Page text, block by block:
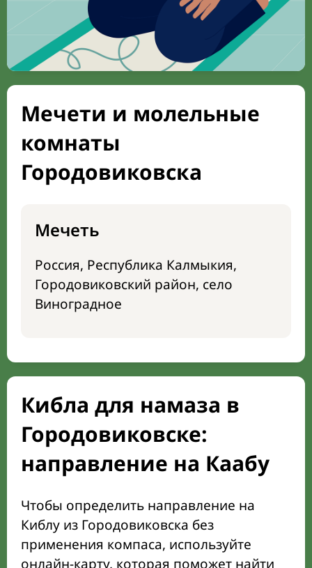
Мечети и молельные
комнаты
Городовиковска
Мечеть
Россия, Республика Калмыкия,
Городовиковский район, село
Виноградное
Кибла для намаза в
Городовиковске:
направление на Каабу
Чтобы определить направление на
Киблу из Городовиковска без
применения компаса, используйте
онлайн-карту, которая поможет найти